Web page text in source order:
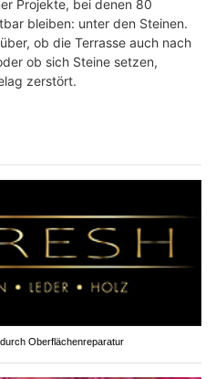
Projekte, bei denen 80
bleiben: unter den Steinen.
ob die Terrasse auch nach
ob sich Steine setzen,
zerstört.
Oberflächenreparatur